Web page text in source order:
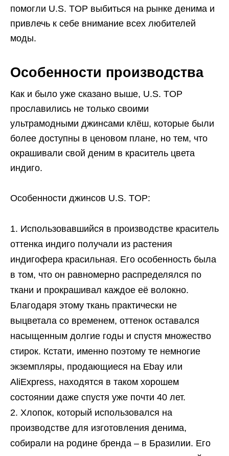
помогли U.S. TOP выбиться на рынке денима и
привлечь к себе внимание всех любителей
моды.
Особенности производства
Как и было уже сказано выше, U.S. TOP
прославились не только своими
ультрамодными джинсами клёш, которые были
более доступны в ценовом плане, но тем, что
окрашивали свой деним в краситель цвета
индиго.
Особенности джинсов U.S. TOP:
Использовавшийся в производстве краситель
оттенка индиго получали из растения
индигофера красильная. Его особенность была
в том, что он равномерно распределялся по
ткани и прокрашивал каждое её волокно.
Благодаря этому ткань практически не
выцветала со временем, оттенок оставался
насыщенным долгие годы и спустя множество
стирок. Кстати, именно поэтому те немногие
экземпляры, продающиеся на Ebay или
AliExpress, находятся в таком хорошем
состоянии даже спустя уже почти 40 лет.
Хлопок, который использовался на
производстве для изготовления денима,
собирали на родине бренда – в Бразилии. Его